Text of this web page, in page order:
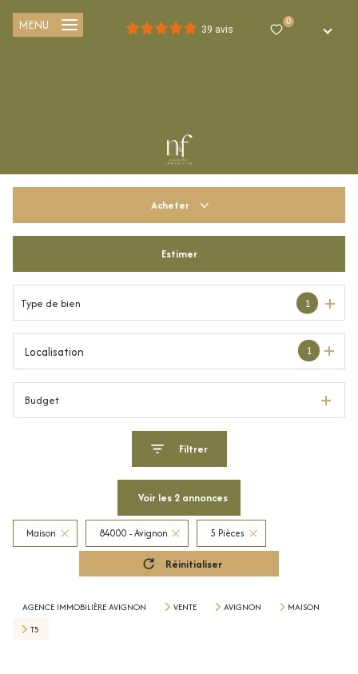
39 avis
0
MENU
Acheter
Du neuf
De l'immo pro
Estimer
Type de bien 1
1
Localisation
Budget
Filtrer
Voir les 2 annonces
Maison 84000 - Avignon 5 Pièces
Réinitialiser
AGENCE IMMOBILIÈRE AVIGNON VENTE AVIGNON
MAISON
T5